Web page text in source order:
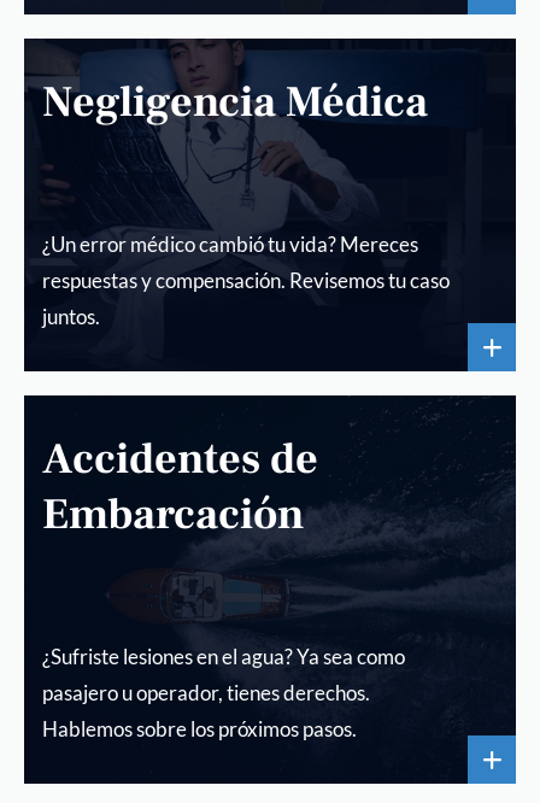
Negligencia Médica
¿Un error médico cambió tu vida? Mereces
respuestas y compensación. Revisemos tu caso
juntos.
Accidentes de
Embarcación
¿Sufriste lesiones en el agua? Ya sea como
pasajero u operador, tienes derechos.
Hablemos sobre los próximos pasos.